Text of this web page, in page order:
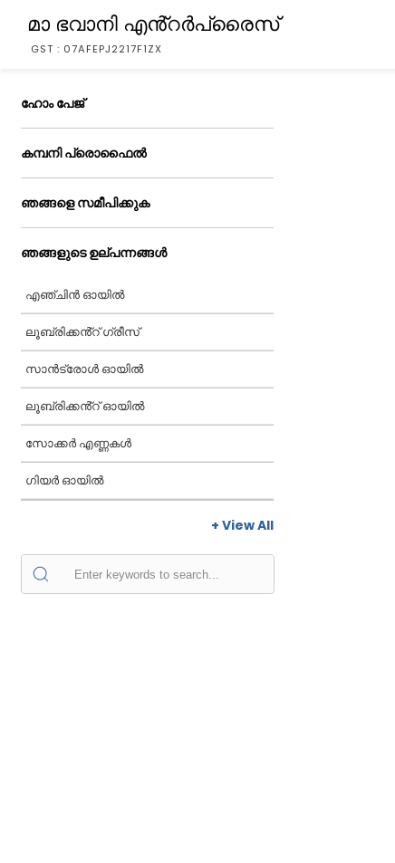
മാ ഭവാനി എൻ്റർപ്രൈസ്
GST : 07AFEPJ2217F1ZX
ഹോം പേജ്
കമ്പനി പ്രൊഫൈൽ
ഞങ്ങളെ സമീപിക്കുക
ഞങ്ങളുടെ ഉല്പന്നങ്ങൾ
എഞ്ചിൻ ഓയിൽ
ലൂബ്രിക്കൻ്റ് ഗ്രീസ്
സാൻട്രോൾ ഓയിൽ
ലൂബ്രിക്കൻ്റ് ഓയിൽ
സോക്കർ എണ്ണകൾ
ഗിയർ ഓയിൽ
+ View All